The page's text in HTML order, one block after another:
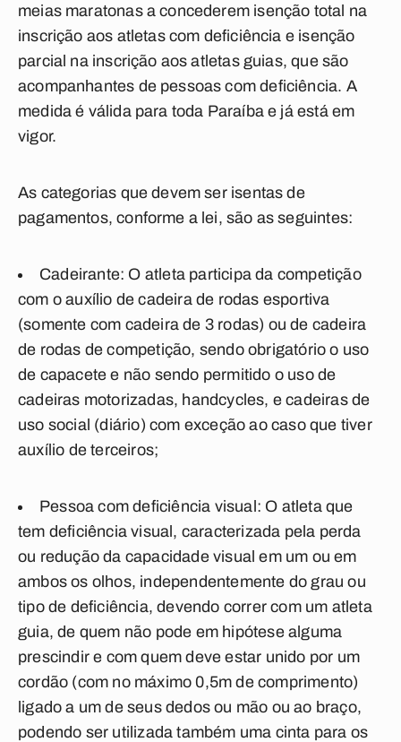
meias maratonas a concederem isenção total na
inscrição aos atletas com deficiência e isenção
parcial na inscrição aos atletas guias, que são
acompanhantes de pessoas com deficiência. A
medida é válida para toda Paraíba e já está em
vigor.
As categorias que devem ser isentas de
pagamentos, conforme a lei, são as seguintes:
Cadeirante: O atleta participa da competição
com o auxílio de cadeira de rodas esportiva
(somente com cadeira de 3 rodas) ou de cadeira
de rodas de competição, sendo obrigatório o uso
de capacete e não sendo permitido o uso de
cadeiras motorizadas, handcycles, e cadeiras de
uso social (diário) com exceção ao caso que tiver
auxílio de terceiros;
Pessoa com deficiência visual: O atleta que
tem deficiência visual, caracterizada pela perda
ou redução da capacidade visual em um ou em
ambos os olhos, independentemente do grau ou
tipo de deficiência, devendo correr com um atleta
guia, de quem não pode em hipótese alguma
prescindir e com quem deve estar unido por um
cordão (com no máximo 0,5m de comprimento)
ligado a um de seus dedos ou mão ou ao braço,
podendo ser utilizada também uma cinta para os